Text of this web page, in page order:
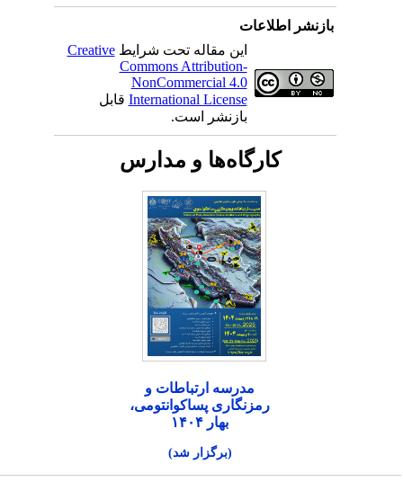
بازنشر اطلاعات
این مقاله تحت شرایطCreative
Commons Attribution-
NonCommercial 4.0
International Licenseقابل
بازنشر است.
کارگاه‌ها و مدارس
مدرسه ارتباطات و
رمزنگاری پساکوانتومی،
بهار ۱۴۰۴
(برگزار شد)